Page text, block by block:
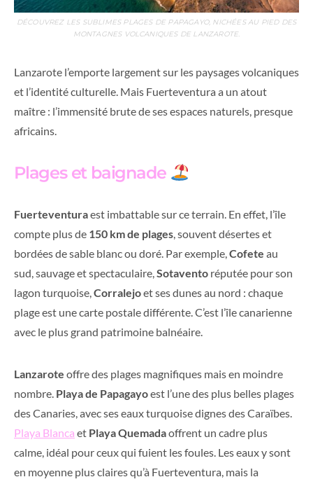
DÉCOUVREZ LES SUBLIMES PLAGES DE PAPAGAYO, NICHÉES AU PIED DES
MONTAGNES VOLCANIQUES DE LANZAROTE.
Lanzarote l’emporte largement sur les paysages volcaniques
et l’identité culturelle. Mais Fuerteventura a un atout
maître : l’immensité brute de ses espaces naturels, presque
africains.
Plages et baignade
Fuerteventuraest imbattable sur ce terrain. En effet, l’île
compte plus de 150 km de plages, souvent désertes et
bordées de sable blanc ou doré. Par exemple,Cofete au
sud, sauvage et spectaculaire,Sotavento réputée pour son
lagon turquoise,Corralejoet ses dunes au nord : chaque
plage est une carte postale différente. C’est l’île canarienne
avec le plus grand patrimoine balnéaire.
Lanzarote offre des plages magnifiques mais en moindre
nombre. Playa de Papagayoest l’une des plus belles plages
des Canaries, avec ses eaux turquoise dignes des Caraïbes.
Playa Blanca et Playa Quemadaoffrent un cadre plus
calme, idéal pour ceux qui fuient les foules. Les eaux y sont
en moyenne plus claires qu’à Fuerteventura, mais la